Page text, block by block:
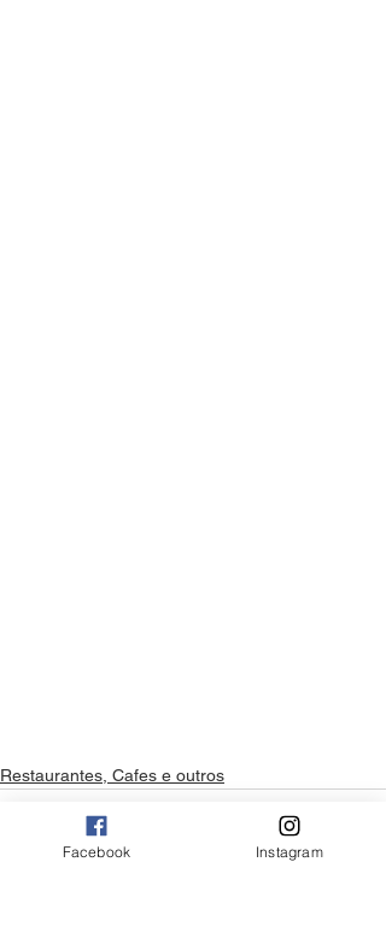
Restaurantes, Cafes e outros
Facebook Instagram